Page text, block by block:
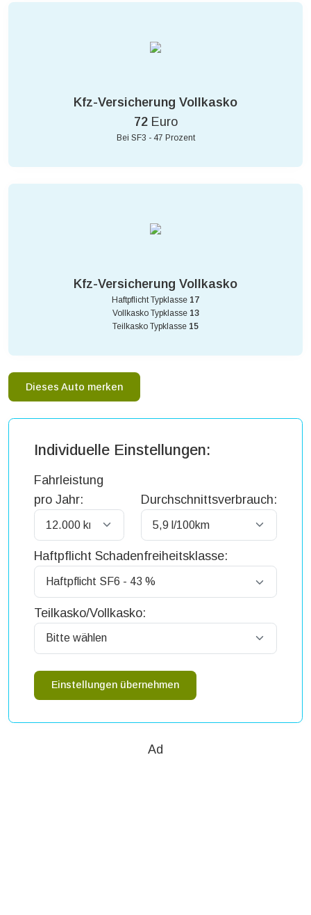
Kfz-Versicherung Vollkasko
72Euro
Bei SF3 - 47 Prozent
Kfz-Versicherung Vollkasko
Haftpflicht Typklasse 17
Vollkasko Typklasse 13
Teilkasko Typklasse 15
Dieses Auto merken
Individuelle Einstellungen:
Fahrleistung
pro Jahr:
Durchschnittsverbrauch:
Haftpflicht Schadenfreiheitsklasse:
Teilkasko/Vollkasko:
Einstellungen übernehmen
Ad